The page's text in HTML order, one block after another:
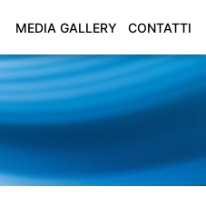
MEDIA GALLERY CONTATTI